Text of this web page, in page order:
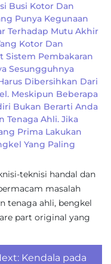
Busi Kotor Dan
Punya Kegunaan
Terhadap Mutu Akhir
Kotor Dan
Sistem Pembakaran
Sesungguhnya
Dibersihkan Dari
Meskipun Beberapa
Bukan Berarti Anda
Ahli. Jika
Prima Lakukan
Yang Paling
teknisi handal dan
masalah
tenaga ahli, bengkel
part original yang
Kendala pada